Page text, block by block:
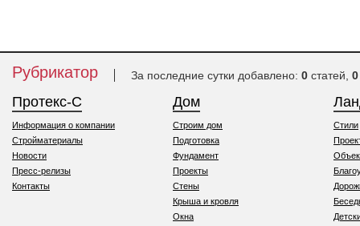
Рубрикатор За последние сутки добавлено: 0 статей, 0
Протекс-С
Информация о компании
Стройматериалы
Новости
Пресс-релизы
Контакты
Дом
Строим дом
Подготовка
Фундамент
Проекты
Стены
Крыша и кровля
Окна
Стили